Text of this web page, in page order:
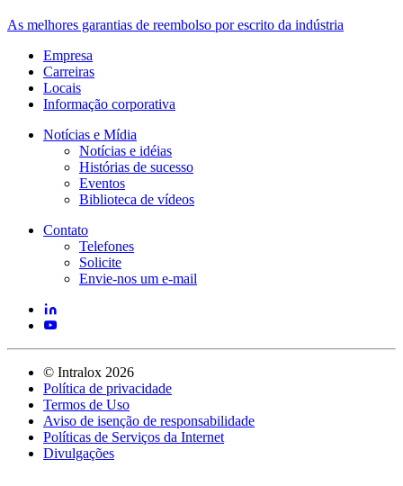
As melhores garantias de reembolso por escrito da indústria
Empresa
Carreiras
Locais
Informação corporativa
Notícias e Mídia
Notícias e idéias
Histórias de sucesso
Eventos
Biblioteca de vídeos
Contato
Telefones
Solicite
Envie-nos um e-mail
© Intralox 2026
Política de privacidade
Termos de Uso
Aviso de isenção de responsabilidade
Políticas de Serviços da Internet
Divulgações